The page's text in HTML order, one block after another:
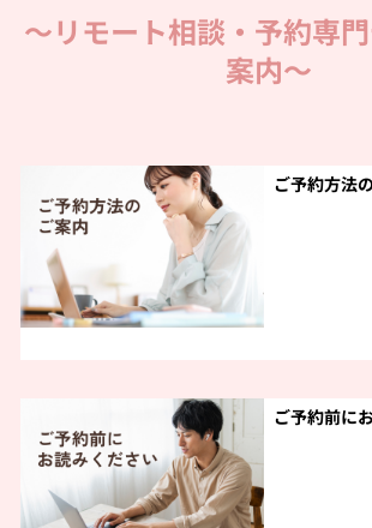
～リモート相談・予約専
案内～
ご予約方法
ご予約前に